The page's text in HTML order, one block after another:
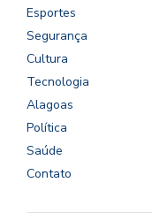
Esportes
Segurança
Cultura
Tecnologia
Alagoas
Política
Saúde
Contato